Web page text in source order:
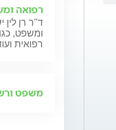
יועצת במרכז למימוש
רפואה
ד"ר רן
ומשפט,
רפואית
משפט